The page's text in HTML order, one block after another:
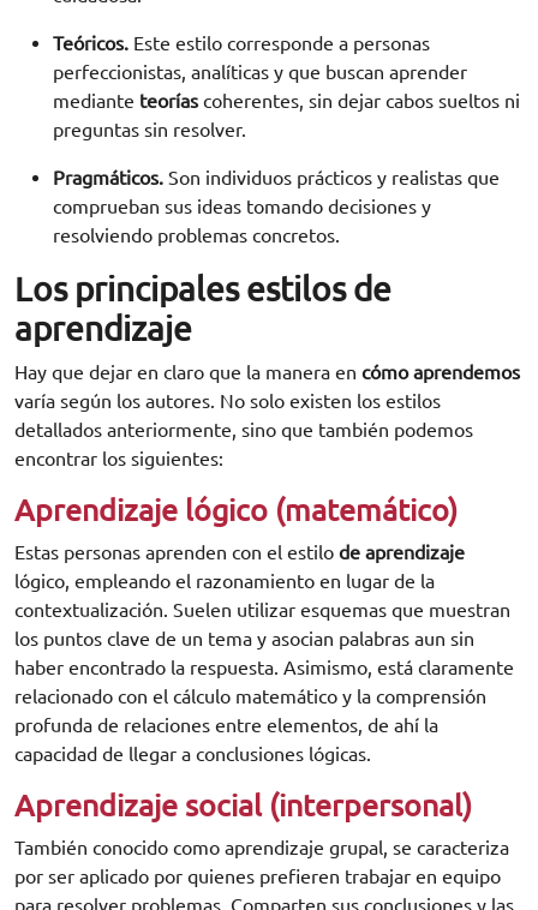
Teóricos. Este estilo corresponde a personas
perfeccionistas, analíticas y que buscan aprender
mediante teorías coherentes, sin dejar cabos sueltos ni
preguntas sin resolver.
Pragmáticos. Son individuos prácticos y realistas que
comprueban sus ideas tomando decisiones y
resolviendo problemas concretos.
Los principales estilos de
aprendizaje
Hay que dejar en claro que la manera en cómo aprendemos
varía según los autores. No solo existen los estilos
detallados anteriormente, sino que también podemos
encontrar los siguientes:
Aprendizaje lógico (matemático)
Estas personas aprenden con el estilo de aprendizaje
lógico, empleando el razonamiento en lugar de la
contextualización. Suelen utilizar esquemas que muestran
los puntos clave de un tema y asocian palabras aun sin
haber encontrado la respuesta. Asimismo, está claramente
relacionado con el cálculo matemático y la comprensión
profunda de relaciones entre elementos, de ahí la
capacidad de llegar a conclusiones lógicas.
Aprendizaje social (interpersonal)
También conocido como aprendizaje grupal, se caracteriza
por ser aplicado por quienes prefieren trabajar en equipo
para resolver problemas. Comparten sus conclusiones y las